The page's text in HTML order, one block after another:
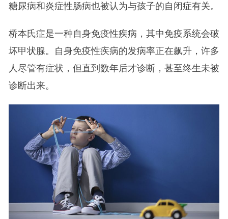
糖尿病和炎症性肠病也被认为与孩子的自闭症有关。
桥本氏症是一种自身免疫性疾病，其中免疫系统会破
坏甲状腺。自身免疫性疾病的发病率正在飙升，许多
人尽管有症状，但直到数年后才诊断，甚至终生未被
诊断出来。